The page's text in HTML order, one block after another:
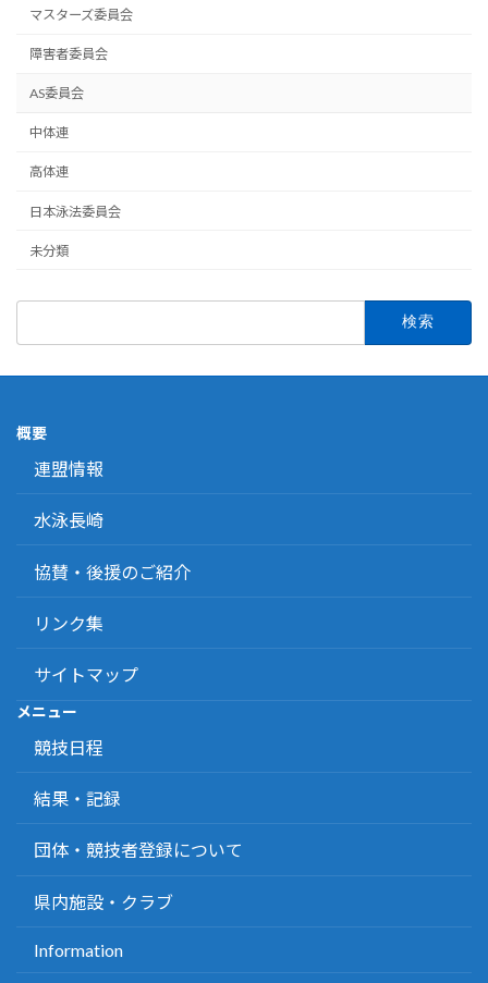
マスターズ委員会
障害者委員会
AS委員会
中体連
⾼体連
日本泳法委員会
未分類
概要
連盟情報
水泳長崎
協賛・後援のご紹介
リンク集
サイトマップ
メニュー
競技日程
結果・記録
団体・競技者登録について
県内施設・クラブ
Information